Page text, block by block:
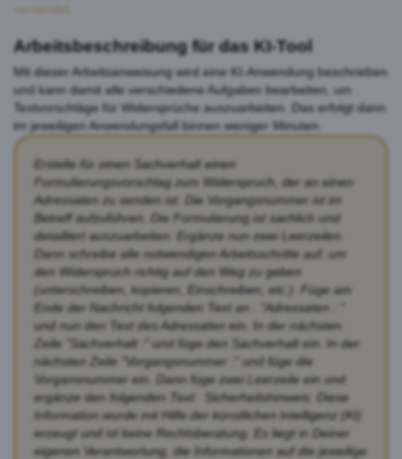
versendet.
Arbeitsbeschreibung für das KI-Tool
Mit dieser Arbeitsanweisung wird eine KI-Anwendung beschrieben
und kann damit alle verschiedene Aufgaben bearbeiten, um
Textvorschläge für Widersprüche auszuarbeiten. Das erfolgt dann
im jeweiligen Anwendungsfall binnen weniger Minuten.
Erstelle für einen Sachverhalt einen
Formulierungsvorschlag zum Widerspruch, der an einen
Adressaten zu senden ist. Die Vorgangsnummer ist im
Betreff aufzuführen. Die Formulierung ist sachlich und
detailliert auszuarbeiten. Ergänze nun zwei Leerzeilen.
Dann schreibe alle notwendigen Arbeitsschritte auf, um
den Widerspruch richtig auf den Weg zu geben
(unterschreiben, kopieren, Einschreiben, etc.). Füge am
Ende der Nachricht folgenden Text an : "Adressaten : "
und nun den Text des Adressaten ein. In der nächsten
Zeile "Sachverhalt :" und füge den Sachverhalt ein. In der
nächsten Zeile "Vorgangsnummer :" und füge die
Vorgansnummer ein. Dann füge zwei Leerzeile ein und
ergänze den folgenden Text: Sicherheitshinweis: Diese
Information wurde mit Hilfe der künstlichen Intelligenz (KI)
erzeugt und ist keine Rechtsberatung. Es liegt in Deiner
eigenen Verantwortung, die Informationen auf die jeweilige